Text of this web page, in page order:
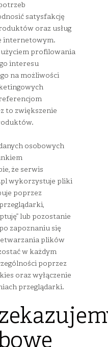
satysfakcję
oraz usług
internetowym.
profilowania
interesu
na możliwości
to zwiększenie
osobowych
że serwis
wykorzystuje pliki
poprzez
lub pozostanie
zapoznaniu się
plików
w każdym
poprzez
oraz wyłączenie
przeglądarki.